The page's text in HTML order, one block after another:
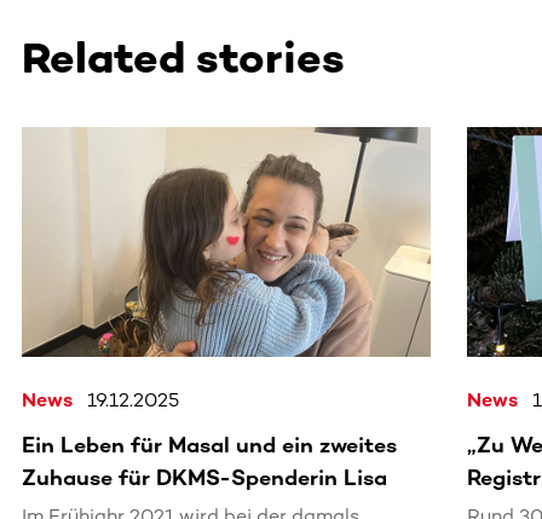
Related stories
Dieser Bereich enthält horizontal scrollbare Inhalte.
News 19.12.2025
Ein Leben für Masal und ein zweites
Zuhause für DKMS-Spenderin Lisa
News
„Zu